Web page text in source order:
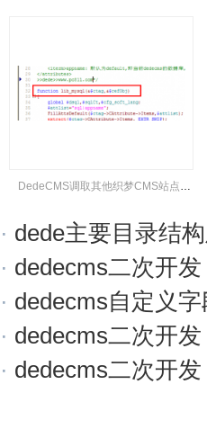
DedeCMS调取其他织梦CMS站点数据库数据方法
· dede主要目录结
· dedecms二次开
· dedecms自定义
· dedecms二次开
· dedecms二次开